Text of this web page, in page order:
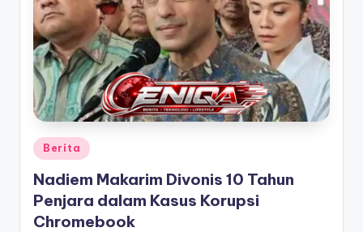
Posted
in
Berita
Nadiem Makarim Divonis 10 Tahun
Penjara dalam Kasus Korupsi
Chromebook